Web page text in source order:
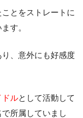
とをストレートに
す。
、意外にも好感度
ドルとして活動して
で所属していまし